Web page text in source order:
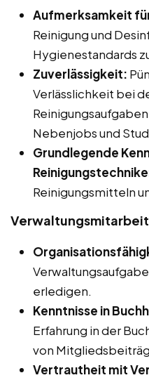
Aufmerksamkeit
Reinigung und
Hygienestandards
Zuverlässigkeit:
Verlässlichkeit bei
Nebenjobs und
Grundlegende
Reinigungsmitteln
erledigen.
Kenntnisse in
Erfahrung in der
von
Vertrautheit mit